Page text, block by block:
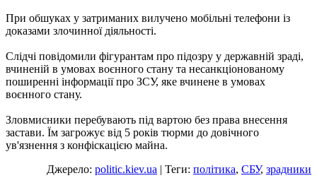
При обшуках у затриманих вилучено мобільні телефони із
доказами злочинної діяльності.
Слідчі повідомили фігурантам про підозру у державній зраді,
вчиненій в умовах воєнного стану та несанкціонованому
поширенні інформації про ЗСУ, яке вчинене в умовах
воєнного стану.
Зловмисники перебувають під вартою без права внесення
застави. Їм загрожує від 5 років тюрми до довічного
ув'язнення з конфіскацією майна.
Джерело: politic.kiev.ua | Теги: політика, СБУ, зрадники